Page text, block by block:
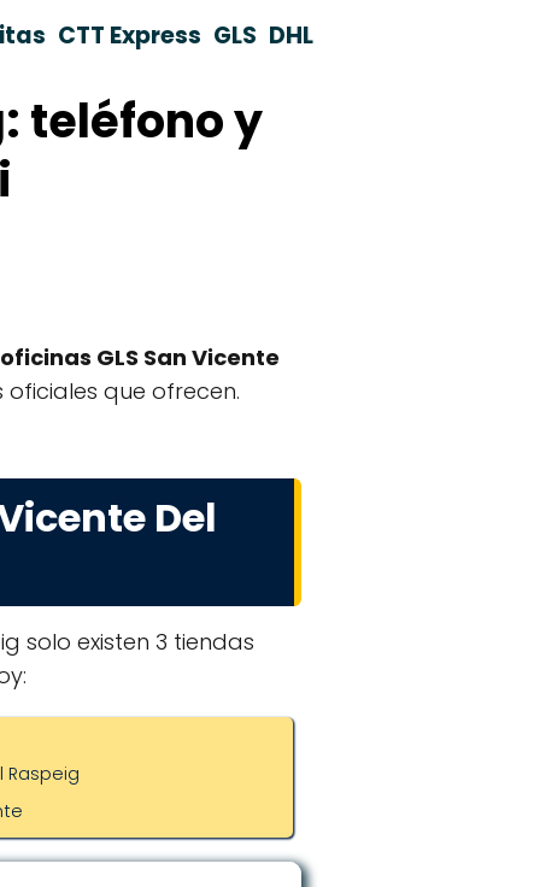
CTT Express GLS DHL
teléfono y
GLS San Vicente
que ofrecen.
Del
solo existen 3 tiendas
Raspeig